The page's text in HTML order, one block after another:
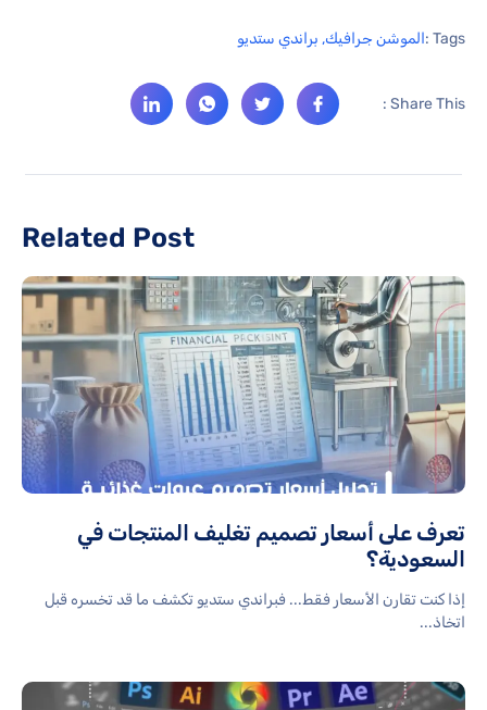
Tags : الموشن جرافيك, براندي ستديو
Share This :
Related Post
تعرف على أسعار تصميم تغليف المنتجات في
السعودية؟
إذا كنت تقارن الأسعار فقط... فبراندي ستديو تكشف ما قد تخسره قبل
اتخاذ...